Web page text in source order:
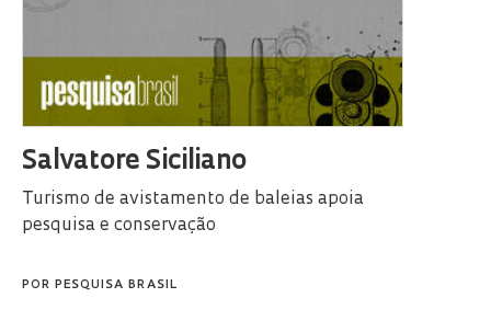
Salvatore Siciliano
Turismo de avistamento de baleias apoia
pesquisa e conservação
POR PESQUISA BRASIL